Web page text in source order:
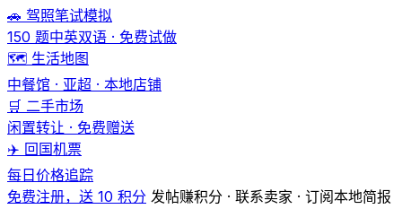
🚗 驾照笔试模拟
150 题中英双语 · 免费试做
🗺️ 生活地图
中餐馆 · 亚超 · 本地店铺
🛒 二手市场
闲置转让 · 免费赠送
✈️ 回国机票
每日价格追踪
免费注册，送 10 积分 发帖赚积分 · 联系卖家 · 订阅本地简报